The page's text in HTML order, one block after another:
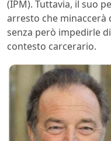
(IPM). Tuttavia, il suo
arresto che
senza però impedirle
contesto carcerario.